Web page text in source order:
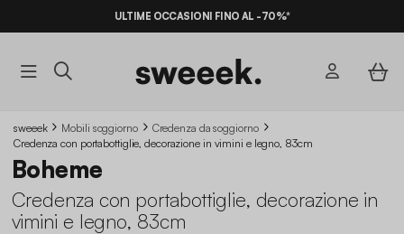
ULTIME OCCASIONI FINO AL -70%*
sweeek Mobili soggiorno
Credenza da soggiorno
Credenza con portabottiglie, decorazione in vimini e legno, 83cm
Boheme
Credenza con portabottiglie, decorazione in
vimini e legno, 83cm